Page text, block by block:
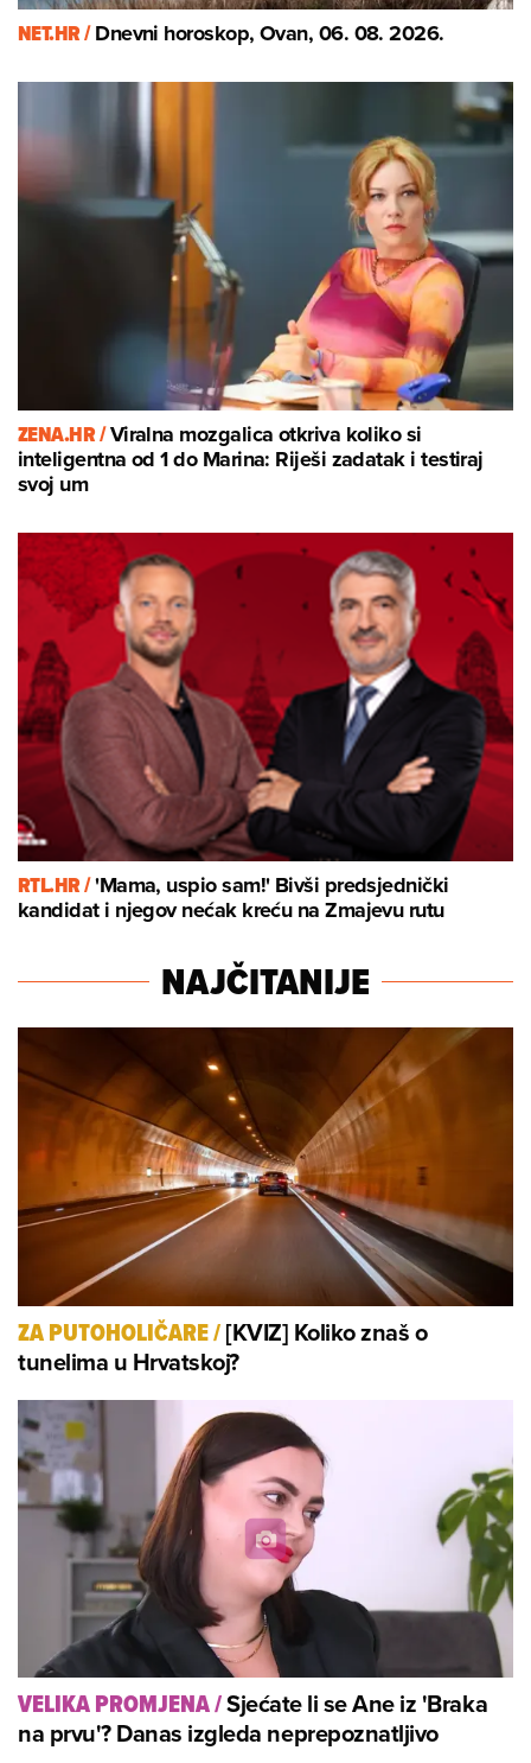
NET.HR /Dnevni horoskop, Ovan, 06. 08. 2026.
ZENA.HR /Viralna mozgalica otkriva koliko si
inteligentna od 1 do Marina: Riješi zadatak i testiraj
svoj um
RTL.HR /'Mama, uspio sam!' Bivši predsjednički
kandidat i njegov nećak kreću na Zmajevu rutu
NAJČITANIJE
ZA PUTOHOLIČARE/[KVIZ] Koliko znaš o
tunelima u Hrvatskoj?
VELIKA PROMJENA/Sjećate li se Ane iz 'Braka
na prvu'? Danas izgleda neprepoznatljivo